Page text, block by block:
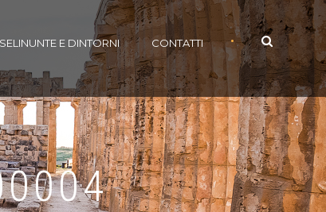
SELINUNTE E DINTORNI CONTATTI •